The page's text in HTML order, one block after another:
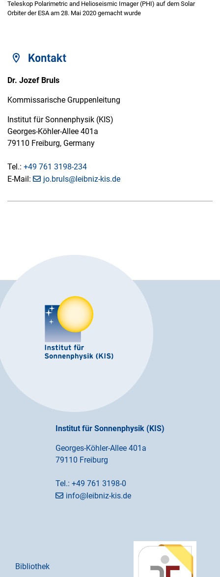
Teleskop Polarimetric and Helioseismic Imager (PHI) auf dem Solar
Orbiter der ESA am 28. Mai 2020 gemacht wurde
Kontakt
Dr. Jozef Bruls
Kommissarische Gruppenleitung
Institut für Sonnenphysik (KIS)
Georges-Köhler-Allee 401a
79110 Freiburg, Germany
Tel.: +49 761 3198-234
E-Mail:
jo.bruls@leibniz-kis.de
Institut für Sonnenphysik (KIS)
Georges-Köhler-Allee 401a
79110 Freiburg
Tel.: +49 761 3198-0
info@leibniz-kis.de
Bibliothek